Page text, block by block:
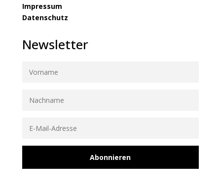
Impressum
Datenschutz
Newsletter
Abonnieren